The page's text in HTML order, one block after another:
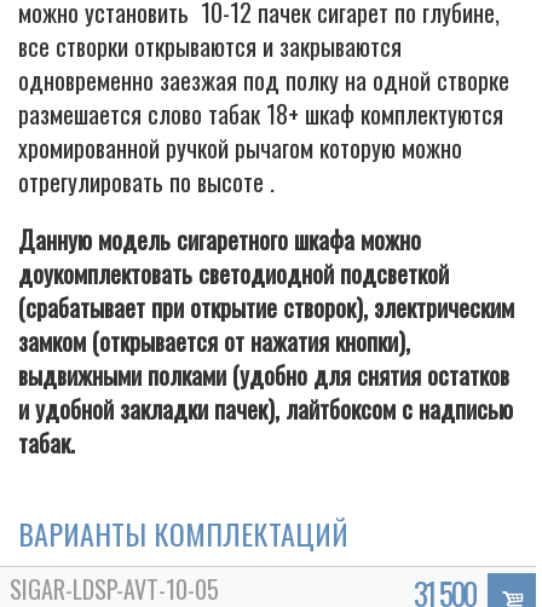
можно установить 10-12 пачек сигарет по глубине,
все створки открываются и закрываются
одновременно заезжая под полку на одной створке
размешается слово табак 18+ шкаф комплектуются
хромированной ручкой рычагом которую можно
отрегулировать по высоте .
Данную модель сигаретного шкафа можно
доукомплектовать светодиодной подсветкой
(срабатывает при открытие створок), электрическим
замком (открывается от нажатия кнопки),
выдвижными полками (удобно для снятия остатков
и удобной закладки пачек), лайтбоксом с надписью
табак.
ВАРИАНТЫ КОМПЛЕКТАЦИЙ
SIGAR-LDSP-AVT-10-05
31 500